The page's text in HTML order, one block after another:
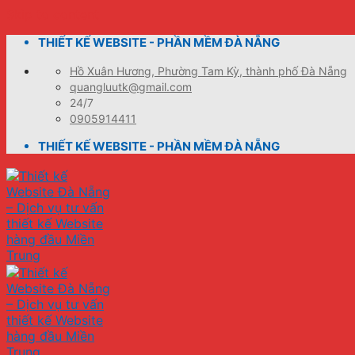
THIẾT KẾ WEBSITE - PHẦN MỀM ĐÀ NẴNG
Hồ Xuân Hương, Phường Tam Kỳ, thành phố Đà Nẵng
quangluutk@gmail.com
24/7
0905914411
THIẾT KẾ WEBSITE - PHẦN MỀM ĐÀ NẴNG